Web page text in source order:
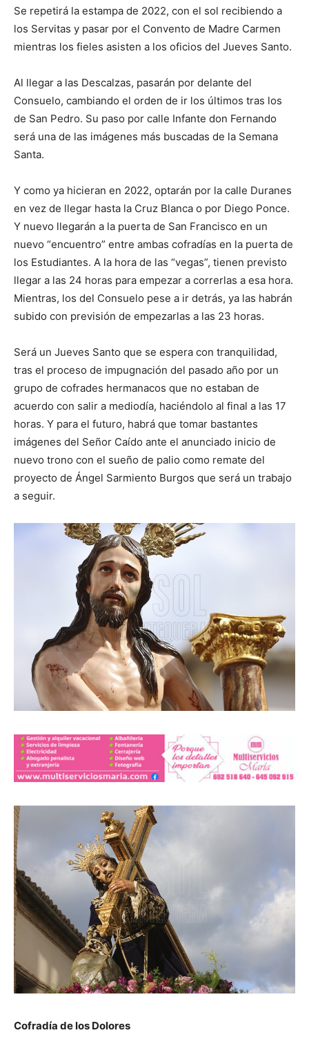
Se repetirá la estampa de 2022, con el sol recibiendo a
los Servitas y pasar por el Convento de Madre Carmen
mientras los fieles asisten a los oficios del Jueves Santo.
Al llegar a las Descalzas, pasarán por delante del
Consuelo, cambiando el orden de ir los últimos tras los
de San Pedro. Su paso por calle Infante don Fernando
será una de las imágenes más buscadas de la Semana
Santa.
Y como ya hicieran en 2022, optarán por la calle Duranes
en vez de llegar hasta la Cruz Blanca o por Diego Ponce.
Y nuevo llegarán a la puerta de San Francisco en un
nuevo “encuentro” entre ambas cofradías en la puerta de
los Estudiantes. A la hora de las “vegas”, tienen previsto
llegar a las 24 horas para empezar a correrlas a esa hora.
Mientras, los del Consuelo pese a ir detrás, ya las habrán
subido con previsión de empezarlas a las 23 horas.
Será un Jueves Santo que se espera con tranquilidad,
tras el proceso de impugnación del pasado año por un
grupo de cofrades hermanacos que no estaban de
acuerdo con salir a mediodía, haciéndolo al final a las 17
horas. Y para el futuro, habrá que tomar bastantes
imágenes del Señor Caído ante el anunciado inicio de
nuevo trono con el sueño de palio como remate del
proyecto de Ángel Sarmiento Burgos que será un trabajo
a seguir.
Cofradía de los Dolores